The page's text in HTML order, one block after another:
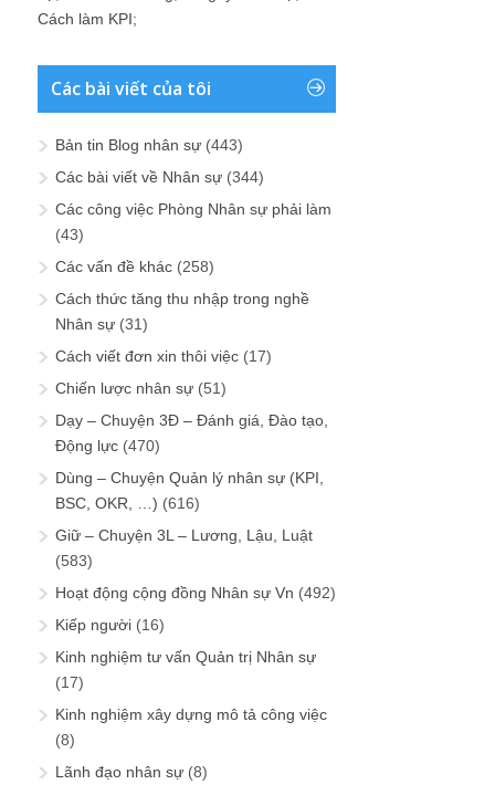
Cách làm KPI;
Các bài viết của tôi
Bản tin Blog nhân sự (443)
Các bài viết về Nhân sự (344)
Các công việc Phòng Nhân sự phải làm
(43)
Các vấn đề khác (258)
Cách thức tăng thu nhập trong nghề
Nhân sự (31)
Cách viết đơn xin thôi việc (17)
Chiến lược nhân sự (51)
Dạy – Chuyện 3Đ – Đánh giá, Đào tạo,
Động lực (470)
Dùng – Chuyện Quản lý nhân sự (KPI,
BSC, OKR, …) (616)
Giữ – Chuyện 3L – Lương, Lậu, Luật
(583)
Hoạt động cộng đồng Nhân sự Vn (492)
Kiếp người (16)
Kinh nghiệm tư vấn Quản trị Nhân sự
(17)
Kinh nghiệm xây dựng mô tả công việc
(8)
Lãnh đạo nhân sự (8)